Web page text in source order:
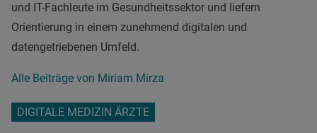
und IT-Fachleute im Gesundheitssektor und liefern
Orientierung in einem zunehmend digitalen und
datengetriebenen Umfeld.
Alle Beiträge von Miriam Mirza
DIGITALE MEDIZIN ÄRZTE